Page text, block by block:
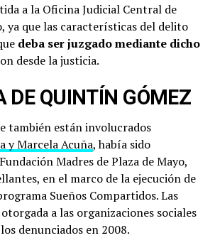
a la Oficina Judicial Central de
ya que las características del delito
deba ser juzgado mediante dicho
desde la justicia.
DE QUINTÍN GÓMEZ
también están involucrados
y Marcela Acuña, había sido
Madres de Plaza de Mayo,
en el marco de la ejecución de
Sueños Compartidos. Las
a las organizaciones sociales
denunciados en 2008.